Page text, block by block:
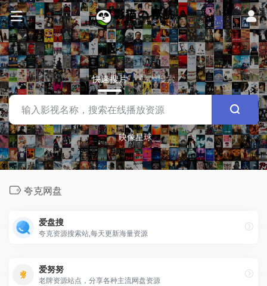
快速搜片 站内搜索
映像星球
夸克网盘
爱盘搜
夸克资源搜索站,每天更新海量资源
爱努努
老牌资源站点，分享各种主流网盘资源